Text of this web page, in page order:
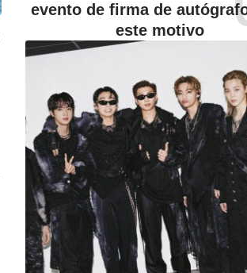
evento de firma de
este motivo